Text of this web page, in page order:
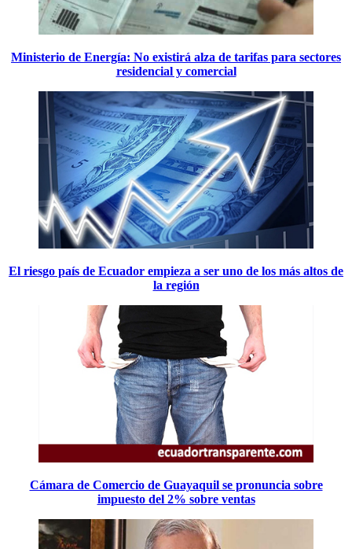
Ministerio de Energía: No existirá alza de tarifas para sectores
residencial y comercial
El riesgo país de Ecuador empieza a ser uno de los más altos de
la región
Cámara de Comercio de Guayaquil se pronuncia sobre
impuesto del 2% sobre ventas